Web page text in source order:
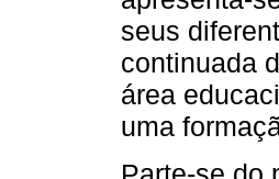
seus
continuada
área
uma